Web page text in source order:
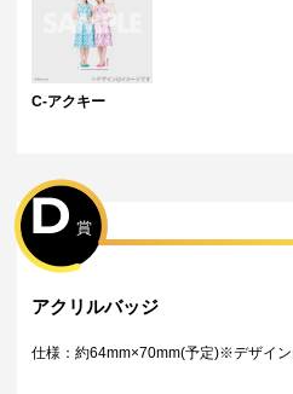
C-アクキー
D 賞
アクリルバッジ
仕様：約64mm×70mm(予定)※デザイン